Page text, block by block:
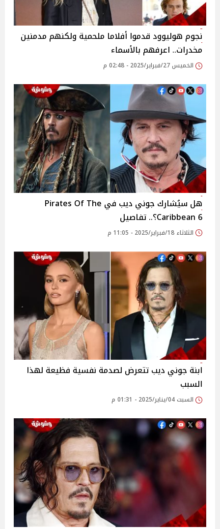
نجوم هوليوود قدموا أفلاما ملحمية ولكنهم مدمنين
مخدرات.. اعرفهم بالأسماء
الخميس 27/فبراير/2025 - 02:48 م
هل سيُشارك جوني ديب في Pirates Of The
Caribbean 6؟.. تفاصيل
الثلاثاء 18/فبراير/2025 - 11:05 م
ابنة جوني ديب تتعرض لصدمة نفسية فظيعة لهذا
السبب
السبت 04/يناير/2025 - 01:31 م